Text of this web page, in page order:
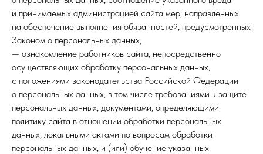
и принимаемых администрацией сайта мер, направленных
на обеспечение выполнения обязанностей, предусмотренных
Законом о персональных данных;
— ознакомление работников сайта, непосредственно
осуществляющих обработку персональных данных,
с положениями законодательства Российской Федерации
о персональных данных, в том числе требованиями к защите
персональных данных, документами, определяющими
политику сайта в отношении обработки персональных
данных, локальными актами по вопросам обработки
персональных данных, и (или) обучение указанных